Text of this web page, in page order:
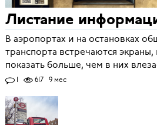
Листание
В аэропортах и на остановках
транспорта встречаются
показать больше, чем в них
1 617 9 мес